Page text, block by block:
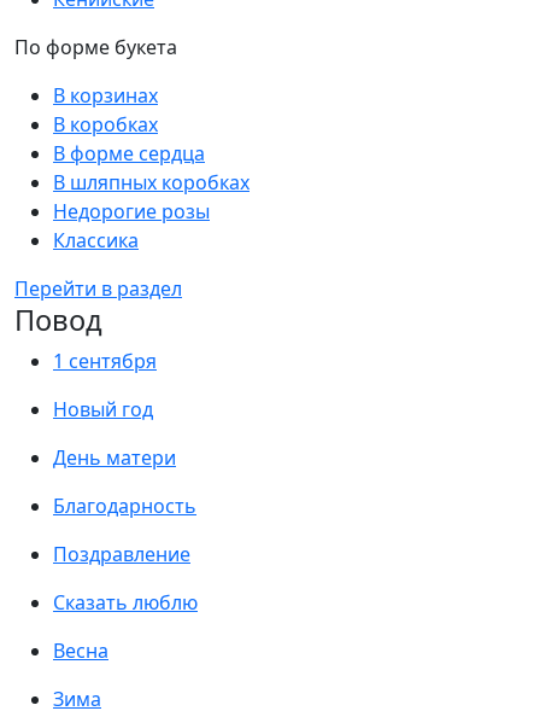
По форме букета
В корзинах
В коробках
В форме сердца
В шляпных коробках
Недорогие розы
Классика
Перейти в раздел
Повод
1 сентября
Новый год
День матери
Благодарность
Поздравление
Сказать люблю
Весна
Зима